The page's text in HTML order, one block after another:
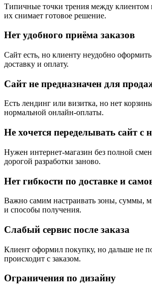
Типичные точки трения между
их снимает готовое решение.
Нет удобного приёма заказов
Сайт есть, но клиенту неудобно
доставку и оплату.
Сайт не предназначен для
Есть лендинг или визитка, но нет
нормальной онлайн-оплаты.
Не хочется переделывать сайт с
Нужен интернет-магазин без полной
дорогой разработки заново.
Нет гибкости по доставке и
Важно самим настраивать зоны, суммы,
и способы получения.
Слабый сервис после заказа
Клиент оформил покупку, но дальше не
происходит с заказом.
Ограничения по дизайну